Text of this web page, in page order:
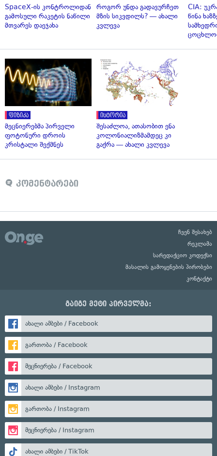
SpaceX-ის კონტროლიდან
გამოსული რაკეტის ნაწილი
მთვარეს დაეჯახა
როგორ უნდა გადავურჩეთ
მზის სიკვდილს? — ახალი
კვლევა
CIA:
წინა
ფიზიკა
მეცნიერებმა პირველი
ფოტონური დროის
კრისტალი შექმნეს
ისტორია
შესაძლოა, ათასობით ენა
კოლონიალიზმამდეც კი
გაქრა — ახალი კვლევა
კომენტარები
ჩვენ შესახებ
რეკლამა
სარედაქციო კოდექსი
მასალის გამოყენების პირობები
კონტაქტი
გაიგე მეტი პირველმა:
ახალი ამბები / Facebook
გართობა / Facebook
მეცნიერება / Facebook
ახალი ამბები / Instagram
გართობა / Instagram
მეცნიერება / Instagram
ახალი ამბები / TikTok